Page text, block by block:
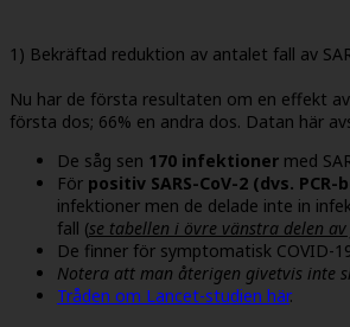
1) Bekräftad reduktion av antalet fall av
Nu har de första resultaten om en effekt
första dos; 66% en andra dos. Datan här
De såg sen 170 infektioner med
För positiv SARS-CoV-2 (dvs.
infektioner men de delade inte in
fall (se tabellen i övre vänstra delen
De finner för symptomatisk COVID-
Notera att man återigen givetvis inte
Tråden om Lancet-studien här.